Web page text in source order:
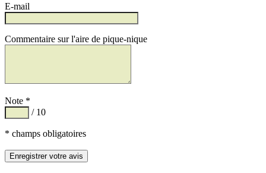
E-mail
Commentaire sur l'aire de pique-nique
Note *
/ 10
* champs obligatoires